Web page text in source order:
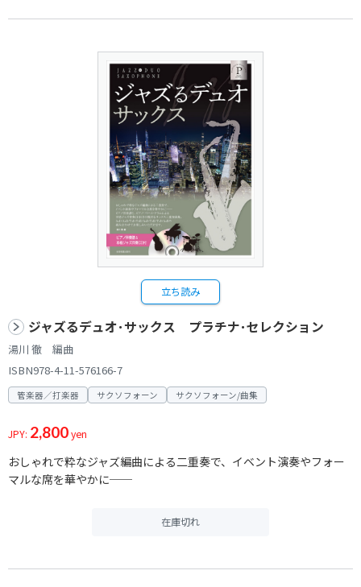
立ち読み
ジャズるデュオ･サックス プラチナ･セレクション
湯川 徹 編曲
ISBN978-4-11-576166-7
管楽器／打楽器 サクソフォーン サクソフォーン/曲集
JPY: 2,800yen
おしゃれで粋なジャズ編曲による二重奏で、イベント演奏やフォー
マルな席を華やかに──
在庫切れ